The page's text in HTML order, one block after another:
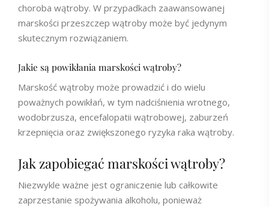
choroba wątroby. W przypadkach zaawansowanej
marskości przeszczep wątroby może być jedynym
skutecznym rozwiązaniem.
Jakie są powikłania marskości wątroby?
Marskość wątroby może prowadzić i do wielu
poważnych powikłań, w tym nadciśnienia wrotnego,
wodobrzusza, encefalopatii wątrobowej, zaburzeń
krzepnięcia oraz zwiększonego ryzyka raka wątroby.
Jak zapobiegać marskości wątroby?
Niezwykle ważne jest ograniczenie lub całkowite
zaprzestanie spożywania alkoholu, ponieważ